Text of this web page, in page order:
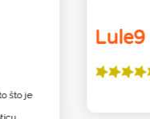
što je
Lule9